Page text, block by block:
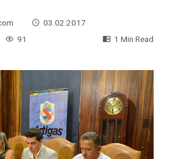
03.02.2017
91 1 Min Read